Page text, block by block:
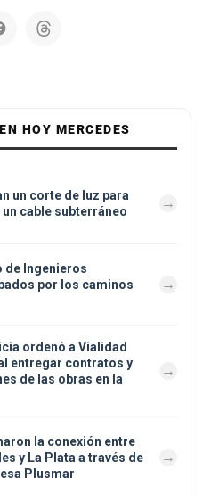
HOY MERCEDES
un corte de luz para
cable subterráneo
de Ingenieros
por los caminos
ordenó a Vialidad
entregar contratos y
de las obras en la
la conexión entre
y La Plata a través de
Plusmar